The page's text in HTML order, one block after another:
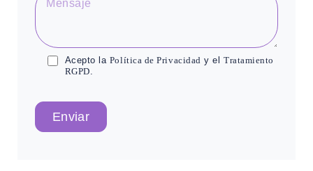
Acepto la Política de Privacidad y elTratamiento
RGPD
Enviar